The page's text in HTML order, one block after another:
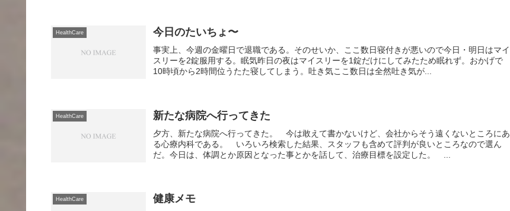
HealthCare 今日のたいちょ〜
事実上、今週の金曜日で退職である。そのせいか、ここ数日寝付きが悪いので今日・明日はマイ
スリーを2錠服用する。眠気昨日の夜はマイスリーを1錠だけにしてみたため眠れず。おかげで
10時頃から2時間位うたた寝してしまう。吐き気ここ数日は全然吐き気が...
HealthCare 新たな病院へ行ってきた
夕方、新たな病院へ行ってきた。 今は敢えて書かないけど、会社からそう遠くないところにあ
る心療内科である。 いろいろ検索した結果、スタッフも含めて評判が良いところなので選ん
だ。今日は、体調とか原因となった事とかを話して、治療目標を設定した。 ...
HealthCare 健康メモ